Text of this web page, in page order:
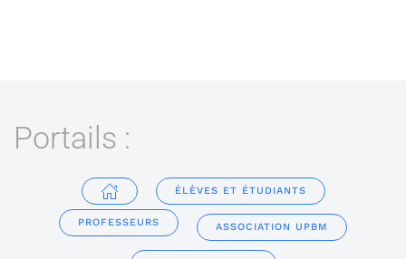
Portails :
ÉLÈVES ET ÉTUDIANTS
PROFESSEURS ASSOCIATION UPBM